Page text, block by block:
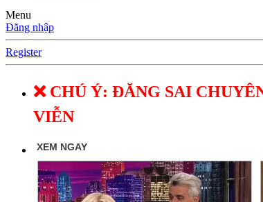
Menu
Đăng nhập
Register
❌ CHÚ Ý: ĐĂNG SAI
VIỄN